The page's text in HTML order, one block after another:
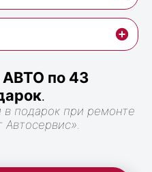
по 43
.
в подарок при ремонте